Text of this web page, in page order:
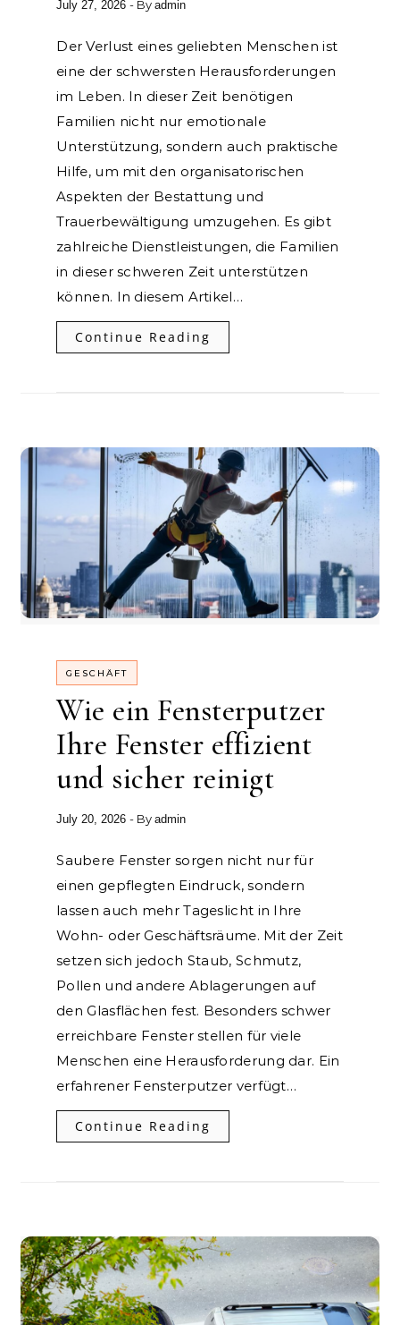
July 27, 2026 - Byadmin
Der Verlust eines geliebten Menschen ist
eine der schwersten Herausforderungen
im Leben. In dieser Zeit benötigen
Familien nicht nur emotionale
Unterstützung, sondern auch praktische
Hilfe, um mit den organisatorischen
Aspekten der Bestattung und
Trauerbewältigung umzugehen. Es gibt
zahlreiche Dienstleistungen, die Familien
in dieser schweren Zeit unterstützen
können. In diesem Artikel…
Continue Reading
GESCHÄFT
Wie ein Fensterputzer
Ihre Fenster effizient
und sicher reinigt
July 20, 2026 - Byadmin
Saubere Fenster sorgen nicht nur für
einen gepflegten Eindruck, sondern
lassen auch mehr Tageslicht in Ihre
Wohn- oder Geschäftsräume. Mit der Zeit
setzen sich jedoch Staub, Schmutz,
Pollen und andere Ablagerungen auf
den Glasflächen fest. Besonders schwer
erreichbare Fenster stellen für viele
Menschen eine Herausforderung dar. Ein
erfahrener Fensterputzer verfügt…
Continue Reading